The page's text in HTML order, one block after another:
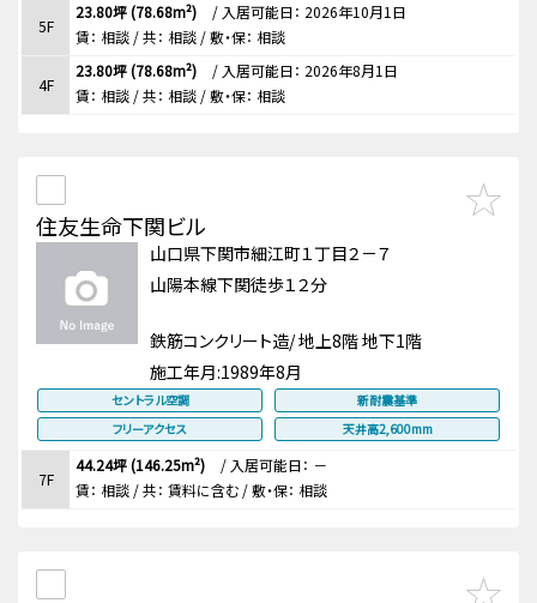
5F
23.80坪 (78.68m²) / 入居可能日： 2026年10月1日
賃： 相談 / 共： 相談 / 敷・保： 相談
4F
23.80坪 (78.68m²) / 入居可能日： 2026年8月1日
賃： 相談 / 共： 相談 / 敷・保： 相談
住友生命下関ビル
山口県下関市細江町１丁目２－７
山陽本線下関徒歩１２分
鉄筋コンクリート造/ 地上8階 地下1階
施工年月:1989年8月
セントラル空調
新耐震基準
フリーアクセス
天井高2,600mm
7F
44.24坪 (146.25m²) / 入居可能日： －
賃： 相談 / 共： 賃料に含む / 敷・保： 相談